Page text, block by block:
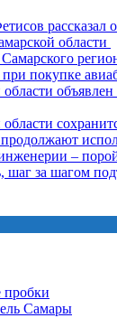
рассказал
области
покупке
–
шаг за шагом
Самары